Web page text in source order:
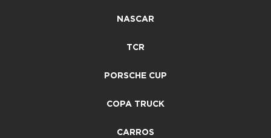
NASCAR
TCR
PORSCHE CUP
COPA TRUCK
CARROS